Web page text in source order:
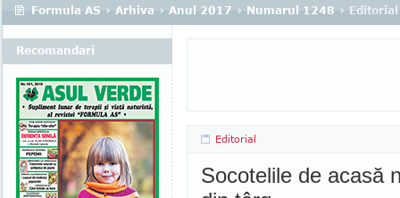
Formula AS › Arhiva › Anul 2017 › Numarul 1248 › Editorial
Editorial
Socotelile de acasă
Recomandari